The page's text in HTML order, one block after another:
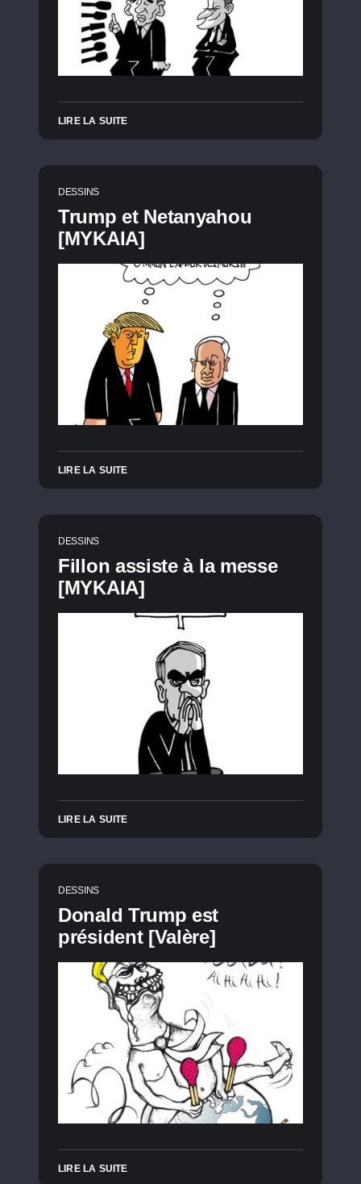
LIRE LA SUITE
DESSINS
Trump et Netanyahou
[MYKAIA]
LIRE LA SUITE
DESSINS
Fillon assiste à la messe
[MYKAIA]
LIRE LA SUITE
DESSINS
Donald Trump est
président [Valère]
LIRE LA SUITE